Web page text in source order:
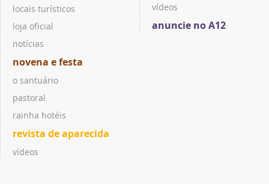
locais turísticos
loja oficial
notícias
novena e festa
o santuário
pastoral
rainha hotéis
revista de aparecida
vídeos
vídeos
anuncie no A12